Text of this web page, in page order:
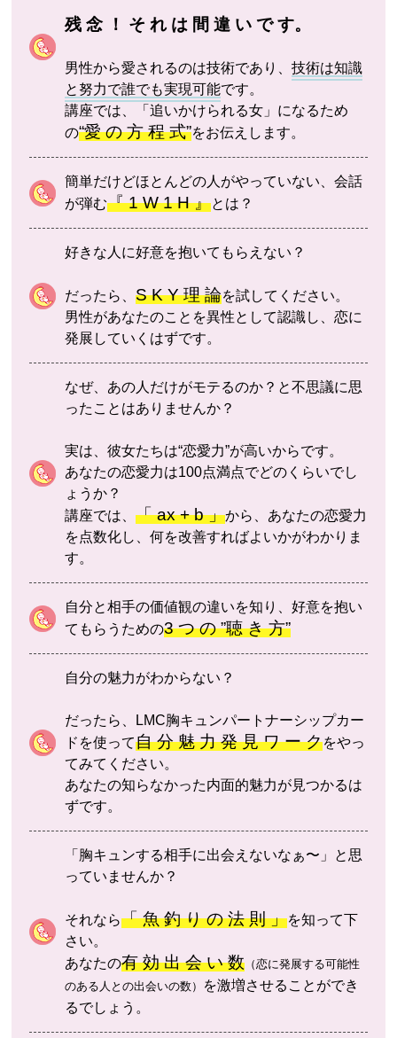
残 念 ！ そ れ は 間 違 い で す。
男性から愛されるのは技術であり、技術は知識
と努力で誰でも実現可能です。
講座では、「追いかけられる女」になるため
の“愛 の 方 程 式”をお伝えします。
簡単だけどほとんどの人がやっていない、会話
が弾む『 1 W 1 H 』とは？
好きな人に好意を抱いてもらえない？
だったら、S K Y 理 論を試してください。
男性があなたのことを異性として認識し、恋に
発展していくはずです。
なぜ、あの人だけがモテるのか？と不思議に思
ったことはありませんか？
実は、彼女たちは“恋愛力”が高いからです。
あなたの恋愛力は100点満点でどのくらいでし
ょうか？
講座では、「 ax + b 」から、あなたの恋愛力
を点数化し、何を改善すればよいかがわかりま
す。
自分と相手の価値観の違いを知り、好意を抱い
てもらうための3 つ の ”聴 き 方”
自分の魅力がわからない？
だったら、LMC胸キュンパートナーシップカー
ドを使って自 分 魅 力 発 見 ワ ー クをやっ
てみてください。
あなたの知らなかった内面的魅力が見つかるは
ずです。
「胸キュンする相手に出会えないなぁ〜」と思
っていませんか？
それなら「 魚 釣 り の 法 則 」を知って下
さい。
あなたの有 効 出 会 い 数 （恋に発展する可能性
のある人との出会いの数）
を激増させることができ
るでしょう。